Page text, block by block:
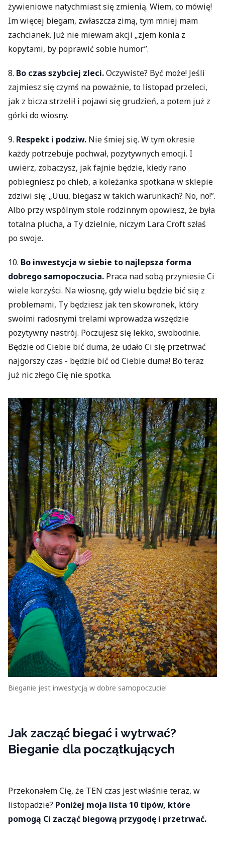
żywieniowe natychmiast się zmienią. Wiem, co mówię!
Im więcej biegam, zwłaszcza zimą, tym mniej mam
zachcianek. Już nie miewam akcji „zjem konia z
kopytami, by poprawić sobie humor”.
8. Bo czas szybciej zleci.Oczywiste? Być może! Jeśli
zajmiesz się czymś na poważnie, to listopad przeleci,
jak z bicza strzelił i pojawi się grudzień, a potem już z
górki do wiosny.
9. Respekt i podziw. Nie śmiej się. W tym okresie
każdy potrzebuje pochwał, pozytywnych emocji. I
uwierz, zobaczysz, jak fajnie będzie, kiedy rano
pobiegniesz po chleb, a koleżanka spotkana w sklepie
zdziwi się: „Uuu, biegasz w takich warunkach? No, no!”.
Albo przy wspólnym stole rodzinnym opowiesz, że była
totalna plucha, a Ty dzielnie, niczym Lara Croft szłaś
po swoje.
10. Bo inwestycja w siebie to najlepsza forma
dobrego samopoczucia. Praca nad sobą przyniesie Ci
wiele korzyści. Na wiosnę, gdy wielu będzie bić się z
problemami, Ty będziesz jak ten skowronek, który
swoimi radosnymi trelami wprowadza wszędzie
pozytywny nastrój. Poczujesz się lekko, swobodnie.
Będzie od Ciebie bić duma, że udało Ci się przetrwać
najgorszy czas - będzie bić od Ciebie duma! Bo teraz
już nic złego Cię nie spotka.
Bieganie jest inwestycją w dobre samopoczucie!
Jak zacząć biegać i wytrwać?
Bieganie dla początkujących
Przekonałem Cię, że TEN czas jest właśnie teraz, w
listopadzie? Poniżej moja lista 10 tipów, które
pomogą Ci zacząć biegową przygodę i przetrwać.